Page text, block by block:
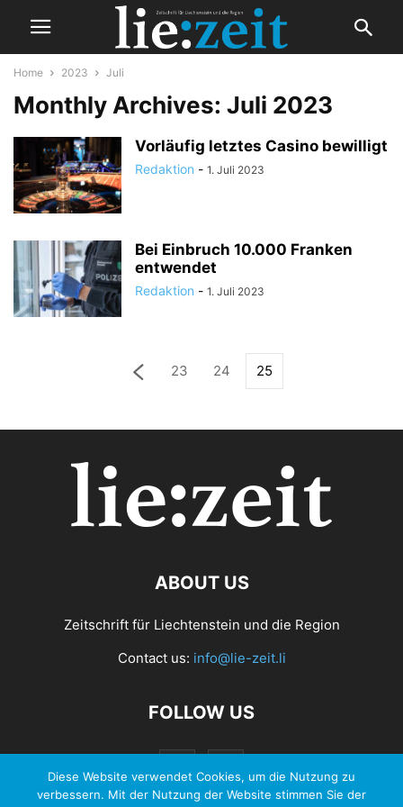
Home 2023 Juli
Monthly Archives: Juli 2023
Vorläufig letztes Casino bewilligt
Redaktion - 1. Juli 2023
Bei Einbruch 10.000 Franken
entwendet
Redaktion - 1. Juli 2023
23 24 25
ABOUT US
Zeitschrift für Liechtenstein und die Region
Contact us: info@lie-zeit.li
FOLLOW US
Diese Website verwendet Cookies, um die Nutzung zu
verbessern. Mit der Nutzung der Website stimmen Sie der